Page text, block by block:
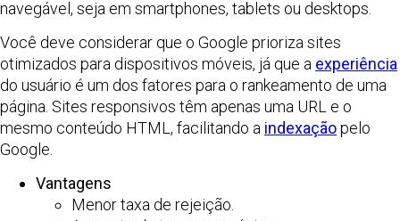
navegável, seja em smartphones, tablets ou desktops.
Você deve considerar que o Google prioriza sites
otimizados para dispositivos móveis, já que a experiência
do usuário é um dos fatores para o rankeamento de uma
página. Sites responsivos têm apenas uma URL e o
mesmo conteúdo HTML, facilitando a indexaçãopelo
Google.
Vantagens
Menor taxa de rejeição.